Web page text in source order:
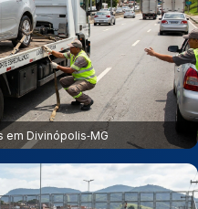
em Divinópolis‑MG